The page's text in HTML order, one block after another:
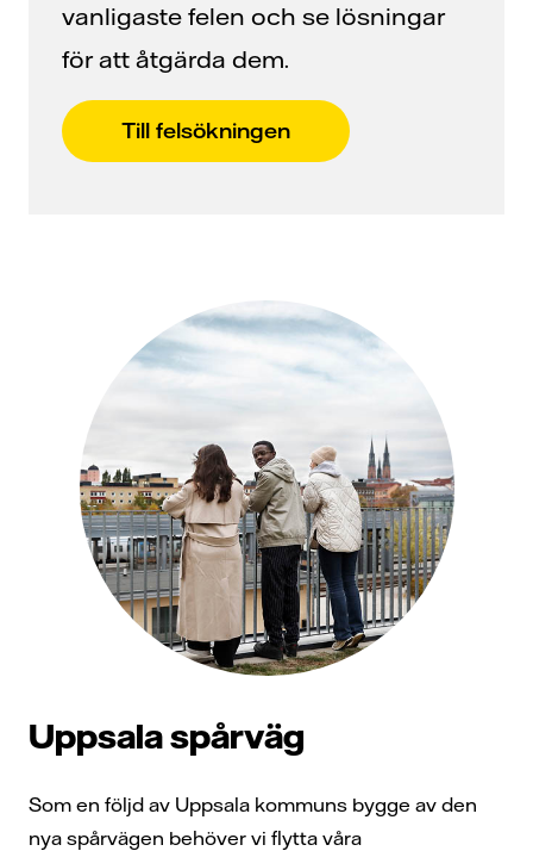
vanligaste felen och se lösningar
för att åtgärda dem.
Till felsökningen
Uppsala spårväg
Som en följd av Uppsala kommuns bygge av den
nya spårvägen behöver vi flytta våra